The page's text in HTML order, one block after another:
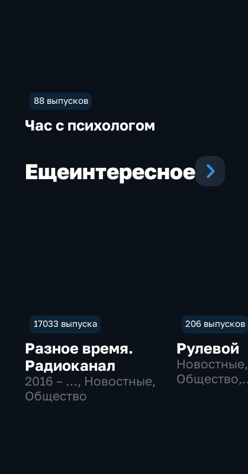
88 выпусков
Час с психологом
Ещеинтересное
17033 выпуска
Разное время.
Радиоканал
2016 – …, Новостные,
Общество
206 выпусков
Рулевой
Новостные,
Общество,